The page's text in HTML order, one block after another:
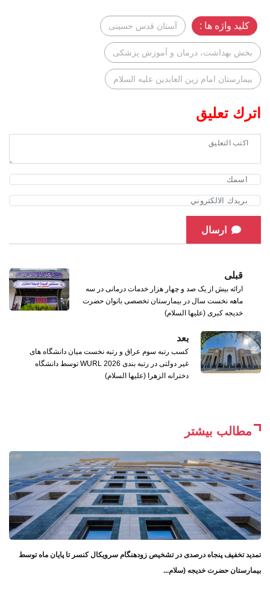
کلید واژه ها : آستان قدس حسینی
بخش بهداشت، درمان و آموزش پزشکی
بیمارستان امام زین العابدین علیه السلام
اترك تعليق
ارسال
قبلی
ارائه بیش از یک صد و چهار هزار خدمات درمانی در سه
‌ماهه نخست سال در بیمارستان تخصصی بانوان حضرت
خدیجه کبری (علیها السلام)
بعد
کسب رتبه سوم عراق و رتبه نخست میان دانشگاه ‌های
غیر دولتی در رتبه ‌بندی WURL 2026 توسط دانشگاه
دخترانه الزهرا (علیها السلام)
مطالب بیشتر
تمدید تخفیف پنجاه درصدی در تشخیص زودهنگام سرویکال کنسر تا پایان ماه توسط
بیمارستان حضرت خدیجه (سلام...